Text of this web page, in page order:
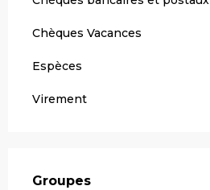
Chèques Vacances
Espèces
Virement
Groupes
Groupes